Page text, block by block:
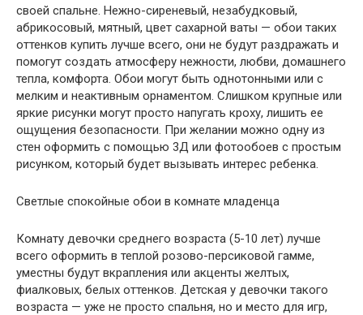
своей спальне. Нежно-сиреневый, незабудковый,
абрикосовый, мятный, цвет сахарной ваты — обои таких
оттенков купить лучше всего, они не будут раздражать и
помогут создать атмосферу нежности, любви, домашнего
тепла, комфорта. Обои могут быть однотонными или с
мелким и неактивным орнаментом. Слишком крупные или
яркие рисунки могут просто напугать кроху, лишить ее
ощущения безопасности. При желании можно одну из
стен оформить с помощью 3Д или фотообоев с простым
рисунком, который будет вызывать интерес ребенка.
Светлые спокойные обои в комнате младенца
Комнату девочки среднего возраста (5-10 лет) лучше
всего оформить в теплой розово-персиковой гамме,
уместны будут вкрапления или акценты желтых,
фиалковых, белых оттенков. Детская у девочки такого
возраста — уже не просто спальня, но и место для игр,